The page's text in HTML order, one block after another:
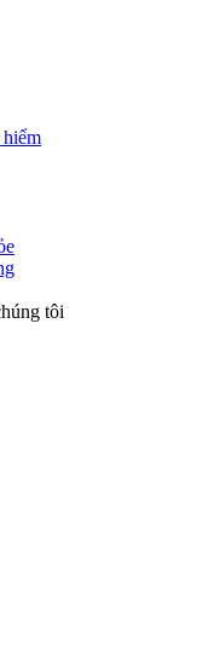
tôi